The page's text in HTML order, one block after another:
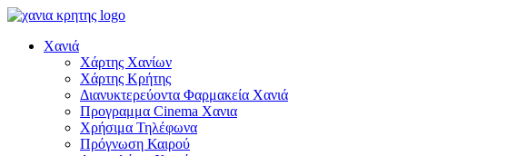
Χανιά
Χάρτης Χανίων
Χάρτης Κρήτης
Διανυκτερεύοντα Φαρμακεία Χανιά
Προγραμμα Cinema Χανια
Χρήσιμα Τηλέφωνα
Πρόγνωση Καιρού